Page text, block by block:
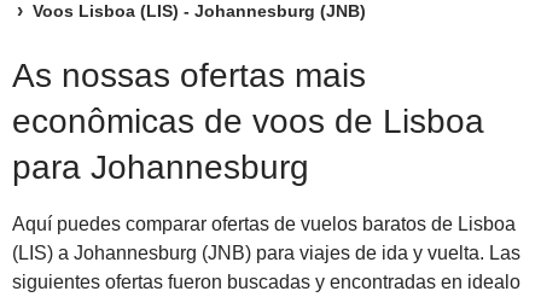
Voos Lisboa (LIS) - Johannesburg (JNB)
As nossas ofertas mais
econômicas de voos de Lisboa
para Johannesburg
Aquí puedes comparar ofertas de vuelos baratos de Lisboa
(LIS) a Johannesburg (JNB) para viajes de ida y vuelta. Las
siguientes ofertas fueron buscadas y encontradas en idealo